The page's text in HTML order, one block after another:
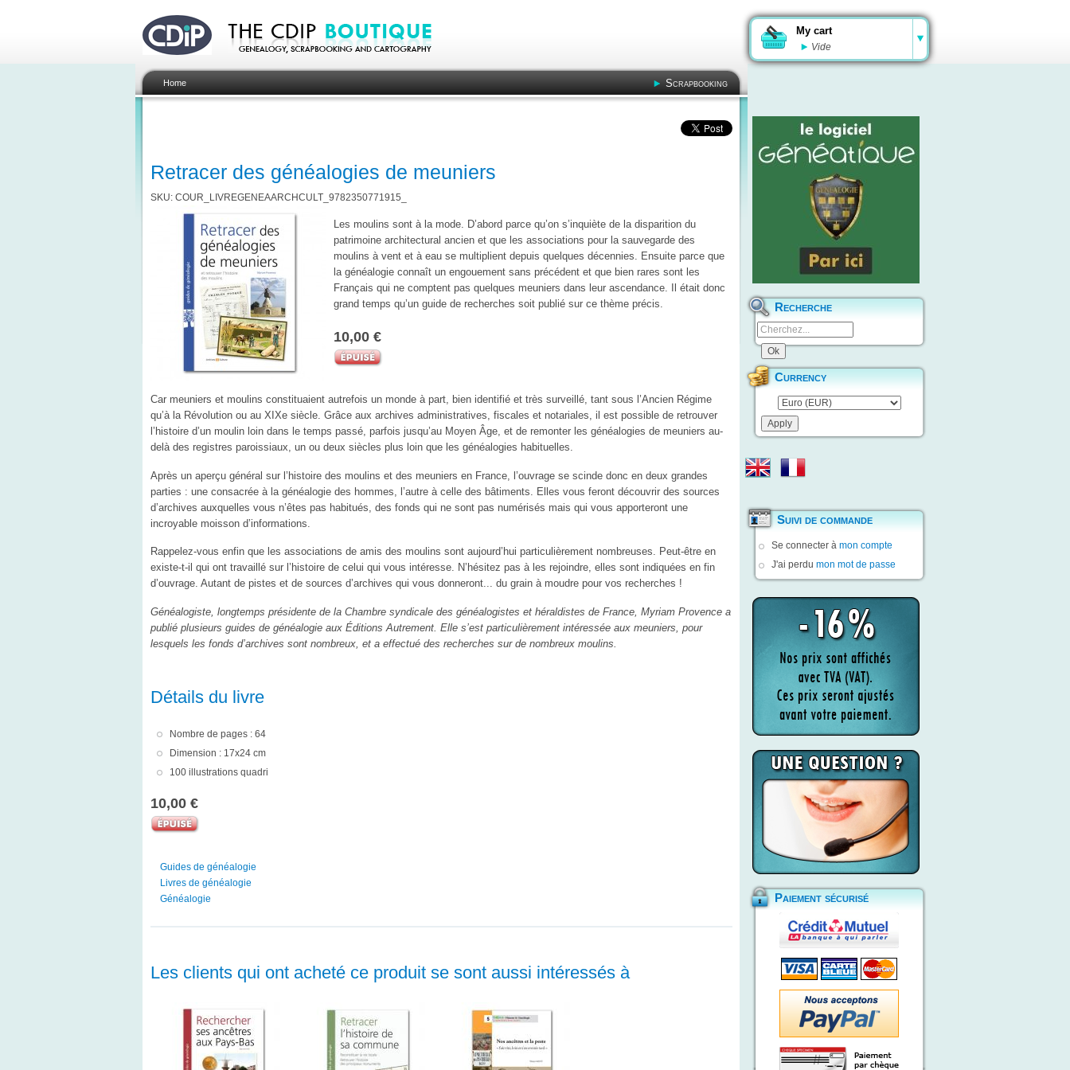
My cart
Vide
Home Scrapbooking
Retracer des généalogies de meuniers
SKU: COUR_LIVREGENEAARCHCULT_9782350771915_
Les moulins sont à la mode. D’abord parce qu’on s’inquiète de la disparition du
patrimoine architectural ancien et que les associations pour la sauvegarde des
moulins à vent et à eau se multiplient depuis quelques décennies. Ensuite parce que
la généalogie connaît un engouement sans précédent et que bien rares sont les
Français qui ne comptent pas quelques meuniers dans leur ascendance. Il était donc
grand temps qu’un guide de recherches soit publié sur ce thème précis.
10,00 €
Car meuniers et moulins constituaient autrefois un monde à part, bien identifié et très surveillé, tant sous l’Ancien Régime
qu’à la Révolution ou au XIXe siècle. Grâce aux archives administratives, fiscales et notariales, il est possible de retrouver
l’histoire d’un moulin loin dans le temps passé, parfois jusqu’au Moyen Âge, et de remonter les généalogies de meuniers au-
delà des registres paroissiaux, un ou deux siècles plus loin que les généalogies habituelles.
Après un aperçu général sur l’histoire des moulins et des meuniers en France, l’ouvrage se scinde donc en deux grandes
parties : une consacrée à la généalogie des hommes, l’autre à celle des bâtiments. Elles vous feront découvrir des sources
d’archives auxquelles vous n’êtes pas habitués, des fonds qui ne sont pas numérisés mais qui vous apporteront une
incroyable moisson d’informations.
Rappelez-vous enfin que les associations de amis des moulins sont aujourd’hui particulièrement nombreuses. Peut-être en
existe-t-il qui ont travaillé sur l’histoire de celui qui vous intéresse. N’hésitez pas à les rejoindre, elles sont indiquées en fin
d’ouvrage. Autant de pistes et de sources d’archives qui vous donneront... du grain à moudre pour vos recherches !
Généalogiste, longtemps présidente de la Chambre syndicale des généalogistes et héraldistes de France, Myriam Provence a
publié plusieurs guides de généalogie aux Éditions Autrement. Elle s’est particulièrement intéressée aux meuniers, pour
lesquels les fonds d’archives sont nombreux, et a effectué des recherches sur de nombreux moulins.
Détails du livre
Nombre de pages : 64
Dimension : 17x24 cm
100 illustrations quadri
10,00 €
Guides de généalogie
Livres de généalogie
Généalogie
Les clients qui ont acheté ce produit se sont aussi intéressés à
Recherche
Currency
Suivi de commande
Se connecter à mon compte
J'ai perdu mon mot de passe
Paiement sécurisé